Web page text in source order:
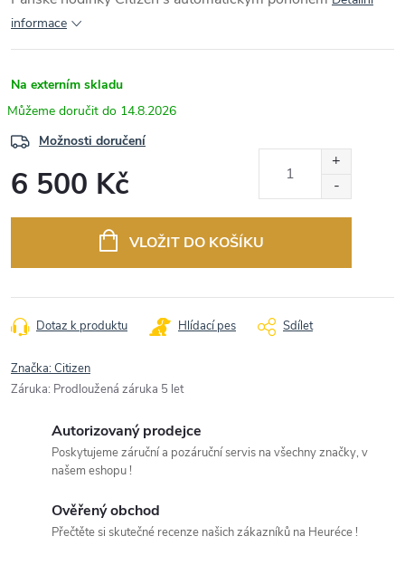
informace
Na externím skladu
14.8.2026
Možnosti doručení
6 500 Kč
VLOŽIT DO KOŠÍKU
Dotaz k produktu Hlídací pes Sdílet
Značka:Citizen
Záruka: Prodloužená záruka 5 let
Autorizovaný prodejce
Poskytujeme záruční a pozáruční servis na všechny značky, v
našem eshopu !
Ověřený obchod
Přečtěte si skutečné recenze našich zákazníků na Heuréce !